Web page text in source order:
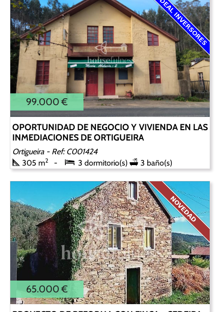
99.000 €
OPORTUNIDAD DE NEGOCIO Y VIVIENDA EN LAS
INMEDIACIONES DE ORTIGUEIRA
Ortigueira - Ref: C001424
305 m2 3 dormitorio(s) 3 baño(s)
65.000 €